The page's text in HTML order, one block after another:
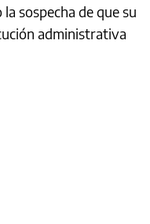
sospecha de que su
administrativa